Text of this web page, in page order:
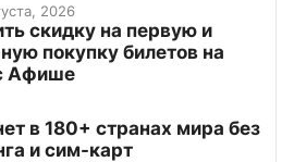
2026
скидку на первую и
покупку билетов на
Афише
в 180+ странах мира без
и сим-карт